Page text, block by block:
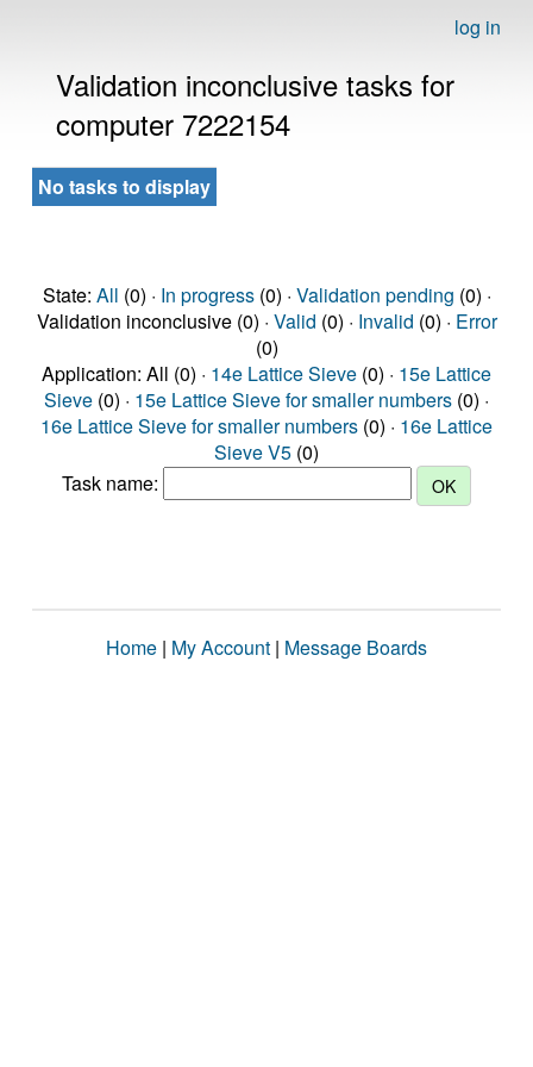
log in
Validation inconclusive tasks for
computer 7222154
No tasks to display
State: All (0) · In progress(0) · Validation pending (0) ·
Validation inconclusive (0) · Valid (0) · Invalid (0) · Error
(0)
Application: All (0) · 14e Lattice Sieve (0) · 15e Lattice
Sieve (0) · 15e Lattice Sieve for smaller numbers (0) ·
16e Lattice Sieve for smaller numbers (0) · 16e Lattice
Sieve V5 (0)
Task name:
Home | My Account | Message Boards